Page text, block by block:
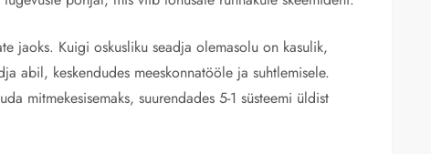
jaoks. Kuigi oskusliku seadja olemasolu on kasulik,
abil, keskendudes meeskonnatööle ja suhtlemisele.
mitmekesisemaks, suurendades 5-1 süsteemi üldist